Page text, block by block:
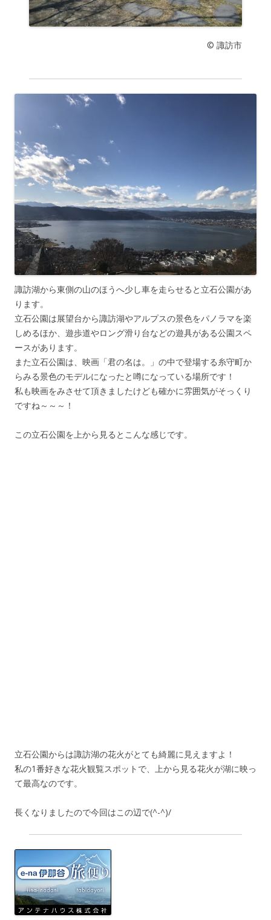
© 諏訪市
諏訪湖から東側の山のほうへ少し車を走らせると立石公園があ
ります。
立石公園は展望台から諏訪湖やアルプスの景色をパノラマを楽
しめるほか、遊歩道やロング滑り台などの遊具がある公園スペ
ースがあります。
また立石公園は、映画「君の名は。」の中で登場する糸守町か
らみる景色のモデルになったと噂になっている場所です！
私も映画をみさせて頂きましたけども確かに雰囲気がそっくり
ですね～～～！
この立石公園を上から見るとこんな感じです。
立石公園からは諏訪湖の花火がとても綺麗に見えますよ！
私の1番好きな花火観覧スポットで、上から見る花火が湖に映っ
て最高なのです。
長くなりましたので今回はこの辺で(^-^)/